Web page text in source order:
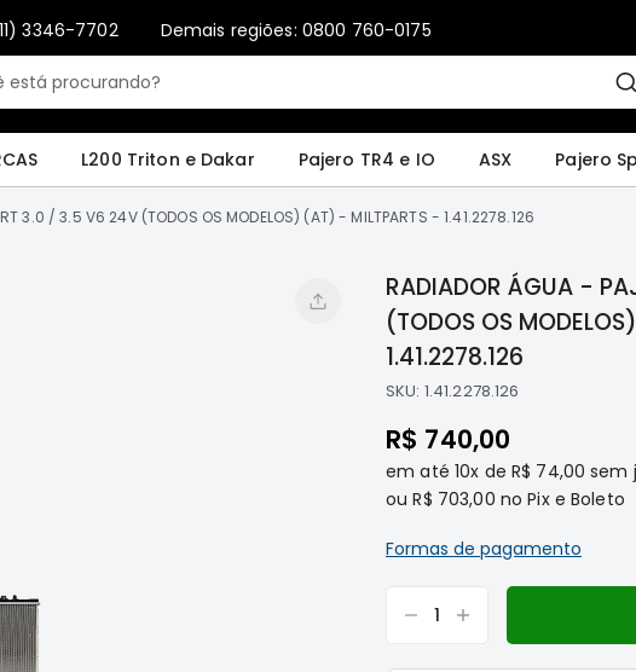
3346-7702 Demais regiões: 0800 760-0175
L200 Triton e Dakar Pajero TR4 e IO ASX Pajero
3.0 / 3.5 V6 24V (TODOS OS MODELOS) (AT) - MILTPARTS - 1.41.2278.126
RADIADOR ÁGUA -
(TODOS OS
1.41.2278.126
SKU: 1.41.2278.126
R$ 740,00
em até 10x de R$ 74,00 sem
ouR$ 703,00 no Pix e Boleto
Formas de pagamento
Only registered users can write reviews. PleaseSign inor